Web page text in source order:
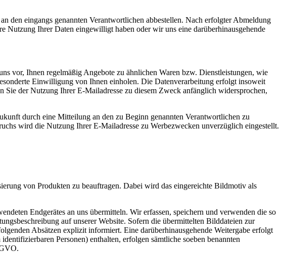
den eingangs genannten Verantwortlichen abbestellen. Nach erfolgter Abmeldung
Ihrer Daten eingewilligt haben oder wir uns eine darüberhinausgehende
vor, Ihnen regelmäßig Angebote zu ähnlichen Waren bzw. Dienstleistungen, wie
Einwilligung von Ihnen einholen. Die Datenverarbeitung erfolgt insoweit
der Nutzung Ihrer E-Mailadresse zu diesem Zweck anfänglich widersprochen,
durch eine Mitteilung an den zu Beginn genannten Verantwortlichen zu
wird die Nutzung Ihrer E-Mailadresse zu Werbezwecken unverzüglich eingestellt.
von Produkten zu beauftragen. Dabei wird das eingereichte Bildmotiv als
Endgerätes an uns übermitteln. Wir erfassen, speichern und verwenden die so
auf unserer Website. Sofern die übermittelten Bilddateien zur
Absätzen explizit informiert. Eine darüberhinausgehende Weitergabe erfolgt
Personen) enthalten, erfolgen sämtliche soeben benannten